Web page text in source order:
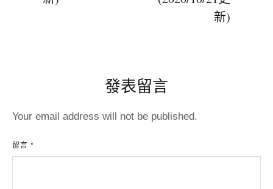
新)
發表留言
Your email address will not be published.
留言 *